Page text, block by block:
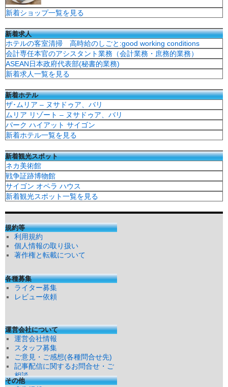
新着ショップ一覧を見る
新着求人
ホテルの客室清掃 高時給のしごと:good working conditions
会計専任本官のアシスタント業務（会計業務・庶務的業務）
ASEAN日本政府代表部(秘書的業務)
新着求人一覧を見る
新着ホテル
ザ･ムリア – ヌサドゥア、バリ
ムリア リゾート – ヌサドゥア、バリ
パーク ハイアット サイゴン
新着ホテル一覧を見る
新着観光スポット
ネカ美術館
戦争証跡博物館
サイゴン オペラ ハウス
新着観光スポット一覧を見る
規約等
利用規約
個人情報の取り扱い
著作権と転載について
各種募集
ライター募集
レビュー依頼
運営会社について
運営会社情報
スタッフ募集
ご意見・ご感想(各種問合せ先)
記事配信に関するお問合せ・ご
相談
その他